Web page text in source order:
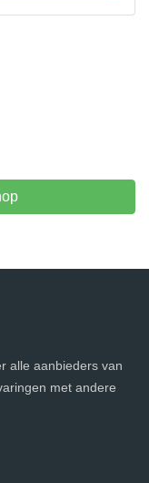
alle aanbieders van
met andere